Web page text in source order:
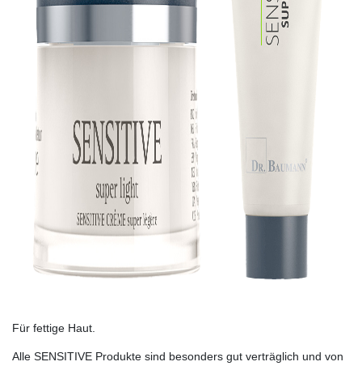
Für fettige Haut.
Alle SENSITIVE Produkte sind besonders gut verträglich und von